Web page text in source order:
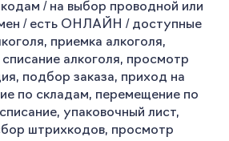
/ на выбор проводной или
/ есть ОНЛАЙН / доступные
приемка алкоголя,
списание алкоголя, просмотр
подбор заказа, приход на
по складам, перемещение по
упаковочный лист,
штрихкодов, просмотр